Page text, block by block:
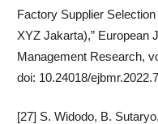
Factory Supplier
XYZ Jakarta),” European
Management Research,
doi: 10.24018/
[27] S. Widodo, B.